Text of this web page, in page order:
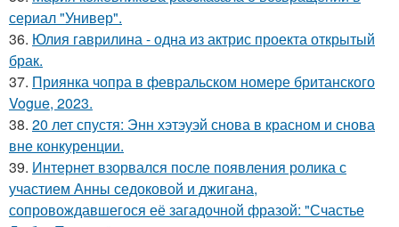
сериал "Универ".
36. Юлия гаврилина - одна из актрис проекта открытый
брак.
37. Приянка чопра в февральском номере британского
Vogue, 2023.
38. 20 лет спустя: Энн хэтэуэй снова в красном и снова
вне конкуренции.
39. Интернет взорвался после появления ролика с
участием Анны седоковой и джигана,
сопровождавшегося её загадочной фразой: "Счастье